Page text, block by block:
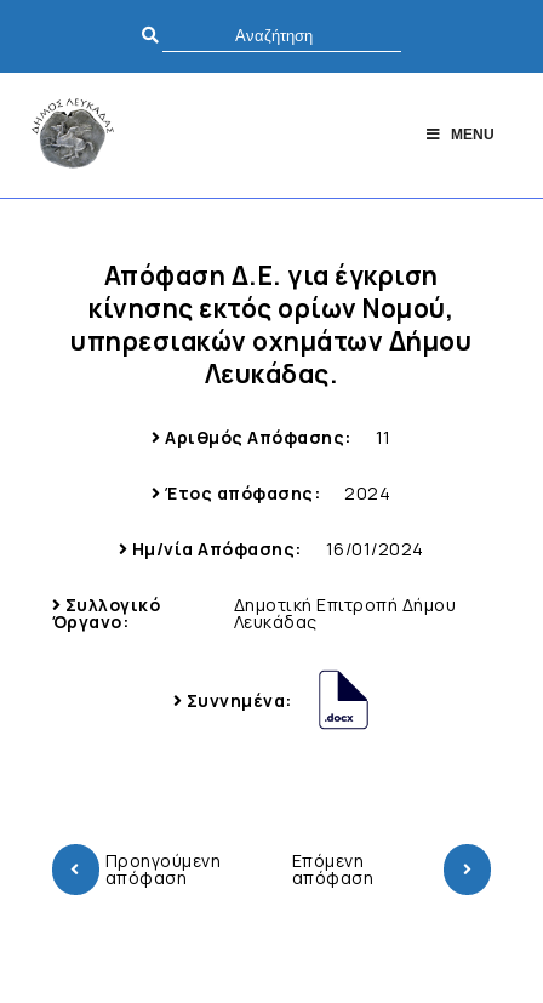
MENU
Απόφαση Δ.Ε. για έγκριση
κίνησης εκτός ορίων Νομού,
υπηρεσιακών οχημάτων Δήμου
Λευκάδας.
Αριθμός Απόφασης: 11
Έτος απόφασης: 2024
Ημ/νία Απόφασης: 16/01/2024
Συλλογικό
Όργανο:
Δημοτική Επιτροπή Δήμου
Λευκάδας
Συννημένα:
Προηγούμενη
απόφαση
Επόμενη
απόφαση